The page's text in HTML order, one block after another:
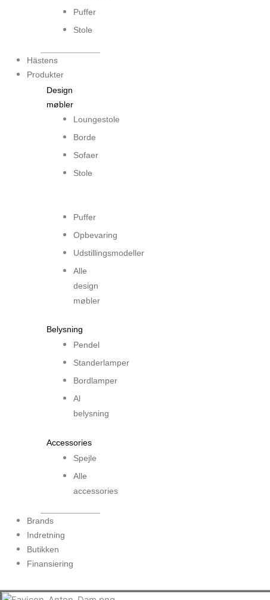
Puffer
Stole
Hästens
Produkter
Design
møbler
Loungestole
Borde
Sofaer
Stole
Puffer
Opbevaring
Udstillingsmodeller
Alle
design
møbler
Belysning
Pendel
Standerlamper
Bordlamper
Al
belysning
Accessories
Spejle
Alle
accessories
Brands
Indretning
Butikken
Finansiering